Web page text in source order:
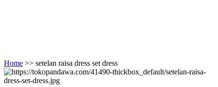
Home >> setelan raisa dress set dress